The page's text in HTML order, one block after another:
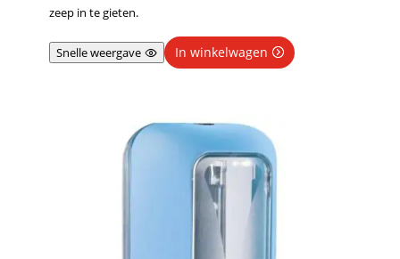
zeep in te gieten.
Snelle weergave In winkelwagen